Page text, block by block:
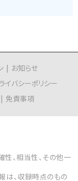
お知らせ
イバシーポリシー
免責事項
、相当性、その他一
は、収録時点のもの